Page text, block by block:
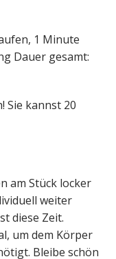
1 Minute
Dauer gesamt:
Sie kannst 20
am Stück locker
weiter
diese Zeit.
um dem Körper
Bleibe schön